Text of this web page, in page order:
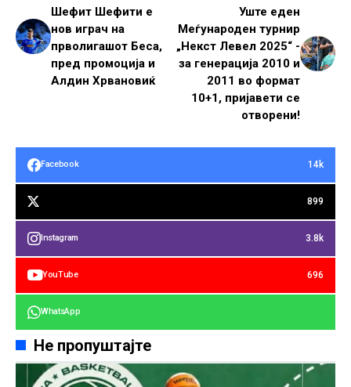
Шефит Шефити е
нов играч на
прволигашот Беса,
пред промоција и
Алдин Хрвановиќ
Уште еден
Меѓународен турнир
„Некст Левел 2025“ -
за генерација 2010 и
2011 во формат
10+1, пријавети се
отворени!
Facebook 14k
899
Instagram 3.8k
YouTube 696
WhatsApp
Не пропуштајте